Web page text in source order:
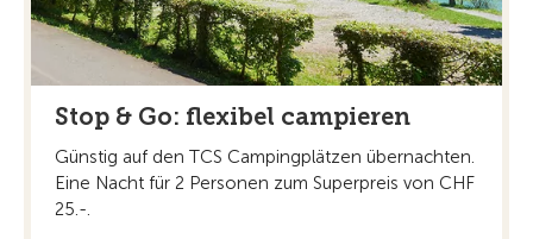
Stop & Go: flexibel campieren
Günstig auf den TCS Campingplätzen übernachten.
Eine Nacht für 2 Personen zum Superpreis von CHF
25.-.